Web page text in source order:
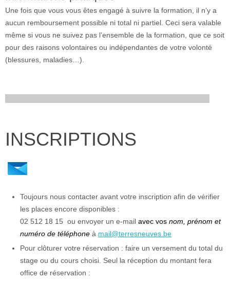
Une fois que vous vous êtes engagé à suivre la formation, il n’y a
aucun remboursement possible ni total ni partiel. Ceci sera valable
même si vous ne suivez pas l’ensemble de la formation, que ce soit
pour des raisons volontaires ou indépendantes de votre volonté
(blessures, maladies…).
INSCRIPTIONS
Toujours nous contacter avant votre inscription afin de vérifier
les places encore disponibles :
02 512 18 15 ou envoyer un e-mail avec vos nom, prénom et
numéro de téléphone à mail@terresneuves.be
Pour clôturer votre réservation : faire un versement du total du
stage ou du cours choisi. Seul la réception du montant fera
office de réservation :